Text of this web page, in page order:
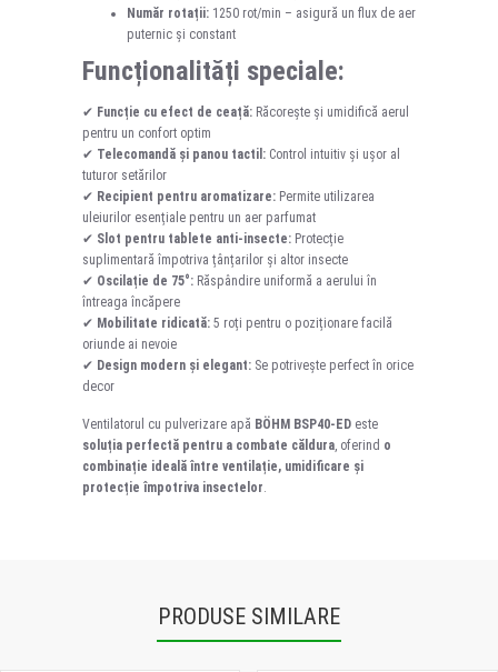
Număr rotații: 1250 rot/min – asigură un flux de aer
puternic și constant
Funcționalități speciale:
✔ Funcție cu efect de ceață: Răcorește și umidifică aerul
pentru un confort optim
✔ Telecomandă și panou tactil: Control intuitiv și ușor al
tuturor setărilor
✔ Recipient pentru aromatizare: Permite utilizarea
uleiurilor esențiale pentru un aer parfumat
✔ Slot pentru tablete anti-insecte: Protecție
suplimentară împotriva țânțarilor și altor insecte
✔ Oscilație de 75°: Răspândire uniformă a aerului în
întreaga încăpere
✔ Mobilitate ridicată: 5 roți pentru o poziționare facilă
oriunde ai nevoie
✔ Design modern și elegant: Se potrivește perfect în orice
decor
Ventilatorul cu pulverizare apă BÖHM BSP40-ED este
soluția perfectă pentru a combate căldura, oferind o
combinație ideală între ventilație, umidificare și
protecție împotriva insectelor.
PRODUSE SIMILARE